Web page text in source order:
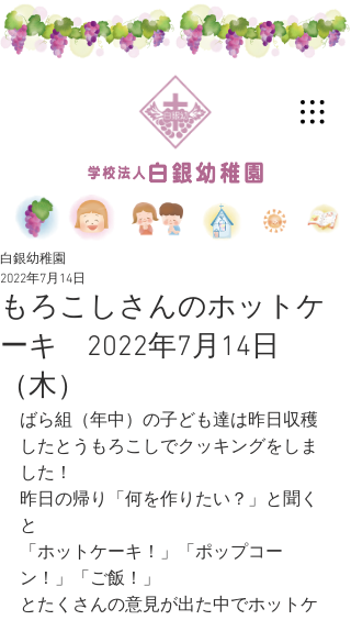
もろこしさんのホットケ
ーキ 2022年7月14日
（木）
白銀幼稚園
2022年7月14日
ばら組（年中）の子ども達は昨日収穫
したとうもろこしでクッキングをしま
した！
昨日の帰り「何を作りたい？」と聞く
と
「ホットケーキ！」「ポップコー
ン！」「ご飯！」
とたくさんの意見が出た中でホットケ